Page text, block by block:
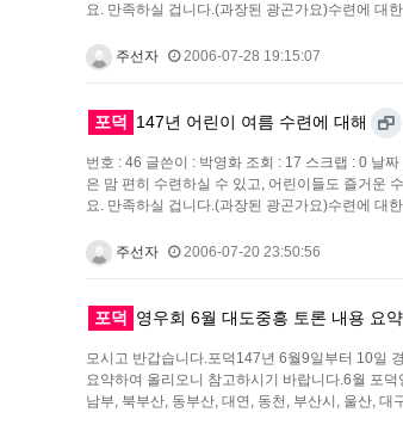
요. 만족하실 겁니다.(과장된 광곤가요)수련에 대
주선자 2006-07-28 19:15:07
포덕 147년 어린이 여름 수련에 대해
번호 : 46 글쓴이 : 박영화 조회 : 17 스크랩 : 0 날
은 맘 편히 수련하실 수 있고, 어린이들도 즐거운
요. 만족하실 겁니다.(과장된 광곤가요)수련에 대
주선자 2006-07-20 23:50:56
포덕 영우회 6월 대도중흥 토론 내용 요약
모시고 반갑습니다.포덕147년 6월9일부터 10일
요약하여 올리오니 참고하시기 바랍니다.6월 포
남부, 북부산, 동부산, 대연, 동천, 부산시, 울산,